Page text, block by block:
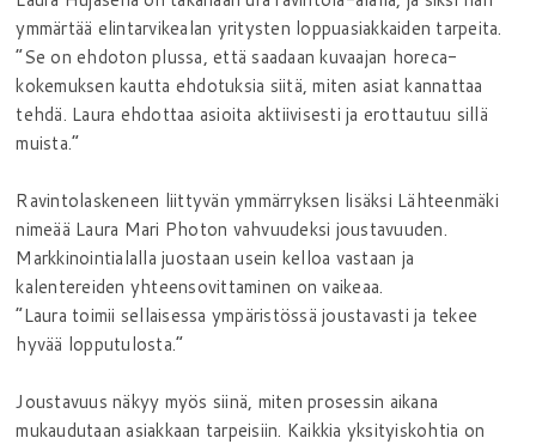
ymmärtää elintarvikealan yritysten loppuasiakkaiden tarpeita.
”Se on ehdoton plussa, että saadaan kuvaajan horeca-
kokemuksen kautta ehdotuksia siitä, miten asiat kannattaa
tehdä. Laura ehdottaa asioita aktiivisesti ja erottautuu sillä
muista.”
Ravintolaskeneen liittyvän ymmärryksen lisäksi Lähteenmäki
nimeää Laura Mari Photon vahvuudeksi joustavuuden.
Markkinointialalla juostaan usein kelloa vastaan ja
kalentereiden yhteensovittaminen on vaikeaa.
”Laura toimii sellaisessa ympäristössä joustavasti ja tekee
hyvää lopputulosta.”
Joustavuus näkyy myös siinä, miten prosessin aikana
mukaudutaan asiakkaan tarpeisiin. Kaikkia yksityiskohtia on